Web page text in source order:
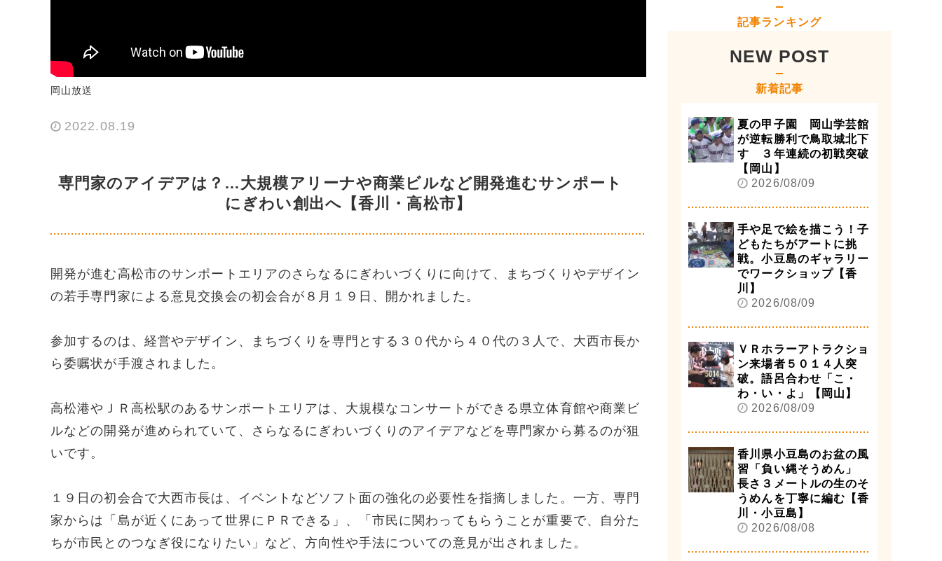
岡山放送
2022.08.19
専門家のアイデアは？…大規模アリーナや商業ビルなど開発進むサンポート
にぎわい創出へ【香川・高松市】
開発が進む高松市のサンポートエリアのさらなるにぎわいづくりに向けて、まちづくりやデザイン
の若手専門家による意見交換会の初会合が８月１９日、開かれました。
参加するのは、経営やデザイン、まちづくりを専門とする３０代から４０代の３人で、大西市長か
ら委嘱状が手渡されました。
高松港やＪＲ高松駅のあるサンポートエリアは、大規模なコンサートができる県立体育館や商業ビ
ルなどの開発が進められていて、さらなるにぎわいづくりのアイデアなどを専門家から募るのが狙
いです。
１９日の初会合で大西市長は、イベントなどソフト面の強化の必要性を指摘しました。一方、専門
家からは「島が近くにあって世界にＰＲできる」、「市民に関わってもらうことが重要で、自分た
ちが市民とのつなぎ役になりたい」など、方向性や手法についての意見が出されました。
記事ランキング
NEW POST
新着記事
夏の甲子園 岡山学芸館
が逆転勝利で鳥取城北下
す ３年連続の初戦突破
【岡山】
2026/08/09
手や足で絵を描こう！子
どもたちがアートに挑
戦。小豆島のギャラリー
でワークショップ【香
川】
2026/08/09
ＶＲホラーアトラクショ
ン来場者５０１４人突
破。語呂合わせ「こ・
わ・い・よ」【岡山】
2026/08/09
香川県小豆島のお盆の風
習「負い縄そうめん」
長さ３メートルの生のそ
うめんを丁寧に編む【香
川・小豆島】
2026/08/08